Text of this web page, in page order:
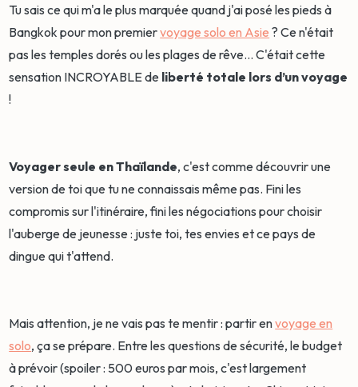
Tu sais ce qui m'a le plus marquée quand j'ai posé les pieds à
Bangkok pour mon premiervoyage solo en Asie ? Ce n'était
pas les temples dorés ou les plages de rêve... C'était cette
sensation INCROYABLE de liberté totale lors d’un voyage
!
Voyager seule en Thaïlande, c'est comme découvrir une
version de toi que tu ne connaissais même pas. Fini les
compromis sur l'itinéraire, fini les négociations pour choisir
l'auberge de jeunesse : juste toi, tes envies et ce pays de
dingue qui t'attend.
Mais attention, je ne vais pas te mentir : partir envoyage en
solo, ça se prépare. Entre les questions de sécurité, le budget
à prévoir (spoiler : 500 euros par mois, c'est largement